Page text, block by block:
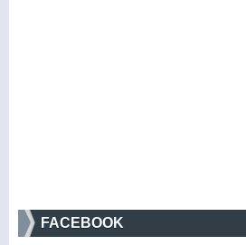
FACEBOOK